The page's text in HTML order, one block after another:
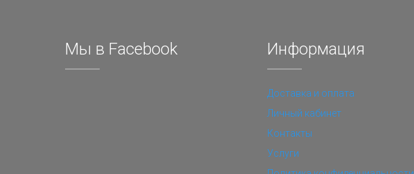
Мы в Facebook Информация
Доставка и оплата
Личный кабинет
Контакты
Услуги